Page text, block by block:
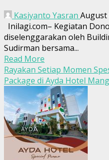
Kasiyanto Yasran August
Inilagi.com– Kegiatan
diselenggarakan oleh
Sudirman bersama...
Read More
Rayakan Setiap Momen
Package di Ayda Hotel